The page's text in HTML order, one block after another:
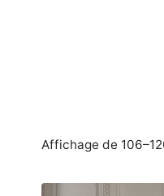
Affichage de